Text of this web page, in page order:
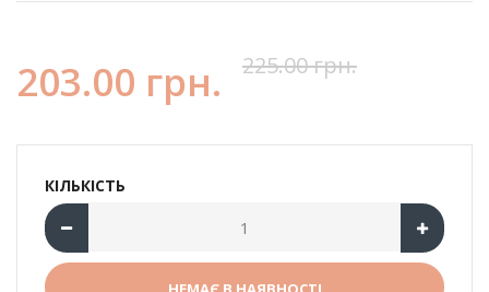
203.00 грн. 225.00 грн.
КІЛЬКІСТЬ